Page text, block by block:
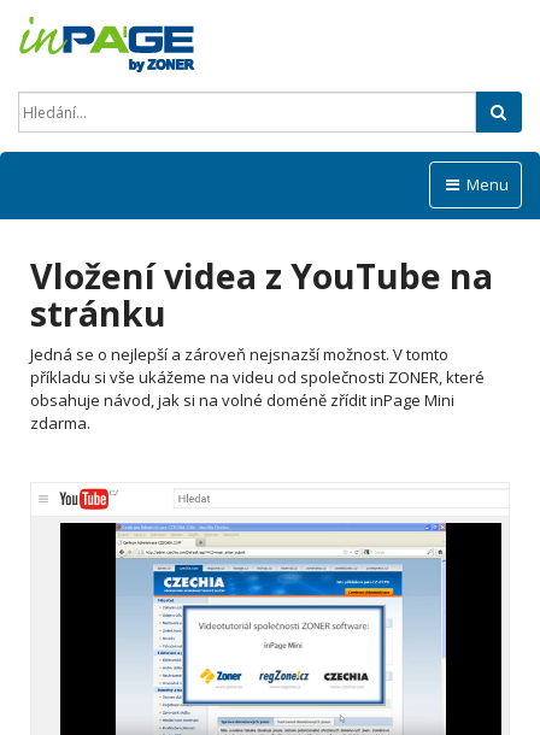
Menu
Vložení videa z YouTube na
stránku
Jedná se o nejlepší a zároveň nejsnazší možnost. V tomto
příkladu si vše ukážeme na videu od společnosti ZONER, které
obsahuje návod, jak si na volné doméně zřídit inPage Mini
zdarma.